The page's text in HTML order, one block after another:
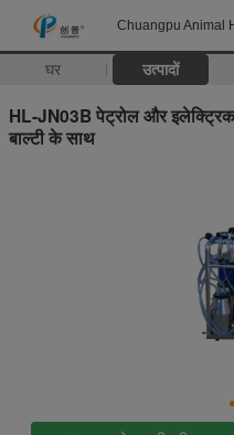
Chuangpu Animal
घर उत्पादों
HL-JN03B पेट्रोल और इलेक्ट्रिक
बाल्टी के साथ